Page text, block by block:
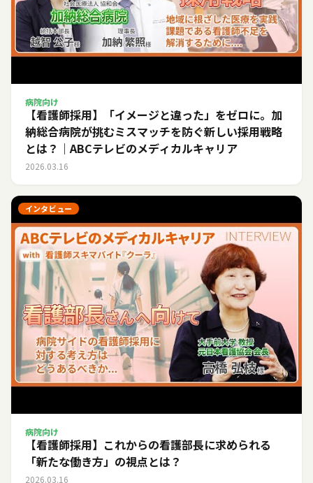
病院向け
【看護師採用】「イメージと違った」をゼロに。加
納総合病院が挑むミスマッチを防ぐ新しい採用戦略
とは？｜ABCテレビのメディカルキャリア
2026.03.16
インタビュー
病院向け
【看護師採用】これからの看護部長に求められる
「新たな働き方」の視点とは？
2026.03.16